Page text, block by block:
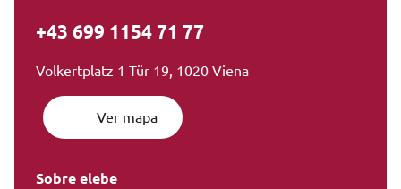
+43 699 1154 71 77
Volkertplatz 1 Tür 19, 1020 Viena
Ver mapa
Sobre elebe